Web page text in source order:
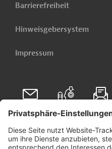
Barrierefreiheit
Hinweisgebersystem
Impressum
Folgen Sie uns auf